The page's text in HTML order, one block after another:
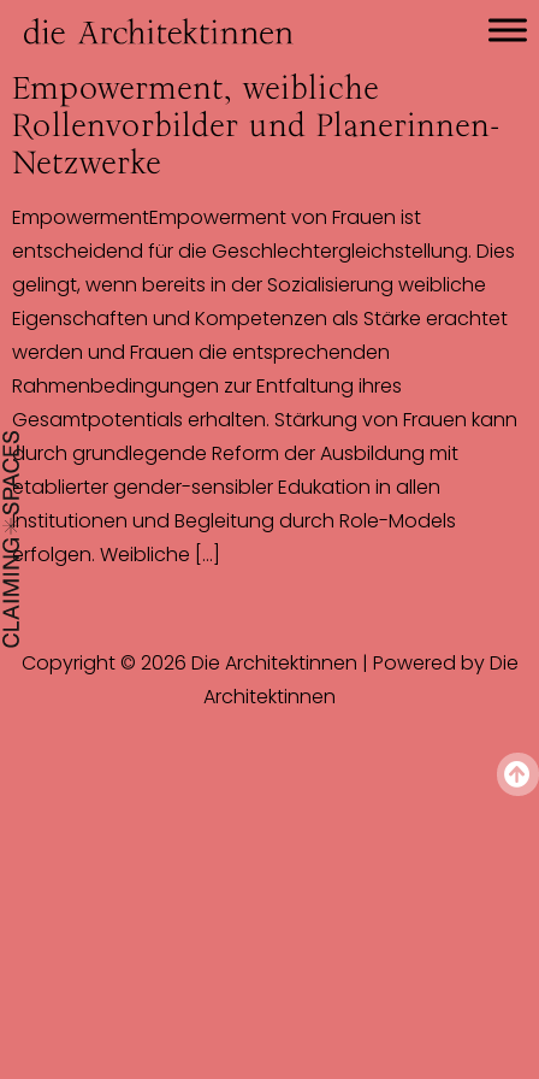
Empowerment, weibliche
Rollenvorbilder und Planerinnen-
Netzwerke
EmpowermentEmpowerment von Frauen ist
entscheidend für die Geschlechtergleichstellung. Dies
gelingt, wenn bereits in der Sozialisierung weibliche
Eigenschaften und Kompetenzen als Stärke erachtet
werden und Frauen die entsprechenden
Rahmenbedingungen zur Entfaltung ihres
Gesamtpotentials erhalten. Stärkung von Frauen kann
durch grundlegende Reform der Ausbildung mit
etablierter gender-sensibler Edukation in allen
Institutionen und Begleitung durch Role-Models
erfolgen. Weibliche […]
Copyright © 2026 Die Architektinnen | Powered by Die
Architektinnen